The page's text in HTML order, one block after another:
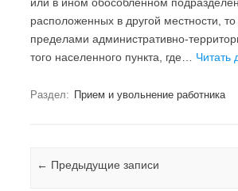
расположенных в другой местности, то
пределами административно-
того населенного пункта, где… Читать
Раздел: Прием и увольнение работника
Навигация по записям
← Предыдущие записи